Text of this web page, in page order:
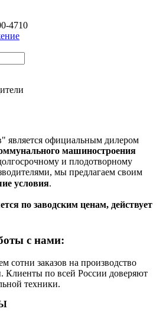
4710
является официальным дилером
машиностроения
и плодотворному
мы предлагаем своим
условия.
по заводским ценам, действует
с нами:
сотни заказов на производство
Клиенты по всей России доверяют
техники.